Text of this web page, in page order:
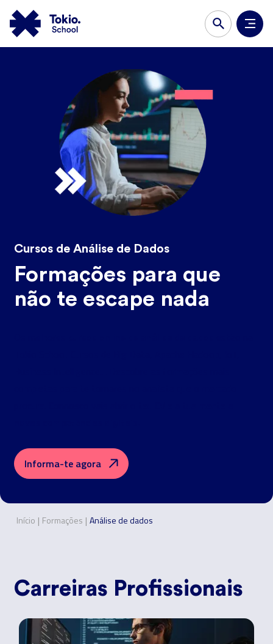
Cursos de Análise de Dados
Formações para que
não te escape nada
Informa-te agora
Início | Formações | Análise de dados
Carreiras Profissionais